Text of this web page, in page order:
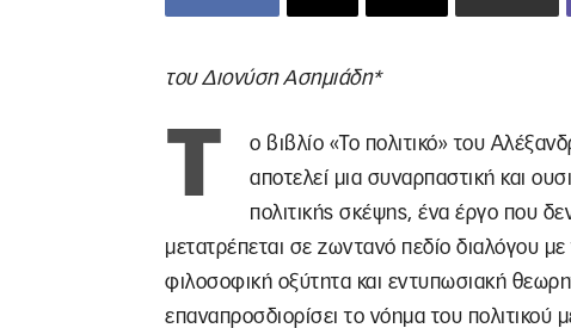
του Διονύση Ασημιάδη*
Τ
ο βιβλίο «Το πολιτικό» του
αποτελεί μια συναρπαστική και
πολιτικής σκέψης, ένα έργο που
μετατρέπεται σε ζωντανό πεδίο διαλόγου
φιλοσοφική οξύτητα και εντυπωσιακή
επαναπροσδιορίσει το νόημα του